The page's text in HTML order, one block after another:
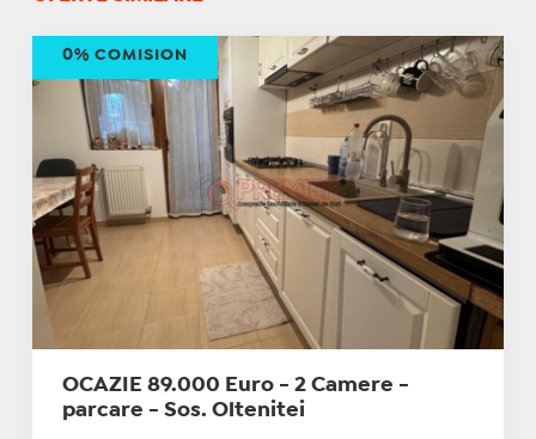
OCAZIE 89.000 Euro - 2 Camere -
parcare - Sos. Oltenitei
0% COMISION